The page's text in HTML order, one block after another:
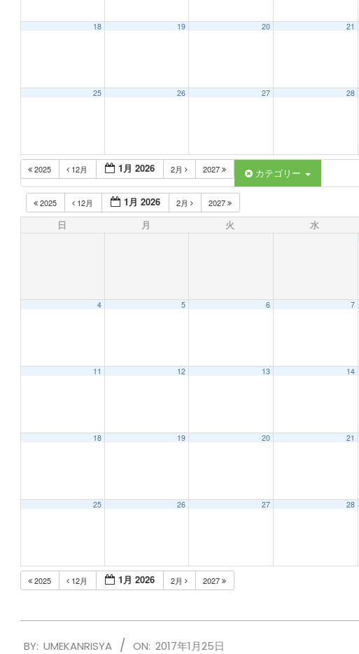
18 19 20 21
25 26 27 28
2025 12月 1月 2026 2月 2027 カテゴリー
2025 12月 1月 2026 2月 2027
日 月 火 水
4 5 6 7
11 12 13 14
18 19 20 21
25 26 27 28
2025 12月 1月 2026 2月 2027
01-
BY: UMEKANRISYA ON: 2017年1月25日